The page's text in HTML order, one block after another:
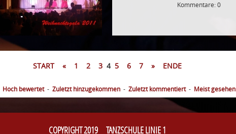
Kommentare: 0
START « 1 2 3 4 5 6 7 » ENDE
Hoch bewertet - Zuletzt hinzugekommen - Zuletzt kommentiert - Meist gesehen
COPYRIGHT 2019 TANZSCHULE LINIE 1